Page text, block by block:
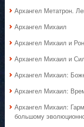
Архангел Метатрон.
Архангел Михаил
Архангел Михаил и
Архангел Михаил и
Архангел Михаил:
Архангел Михаил:
Архангел Михаил:
большому